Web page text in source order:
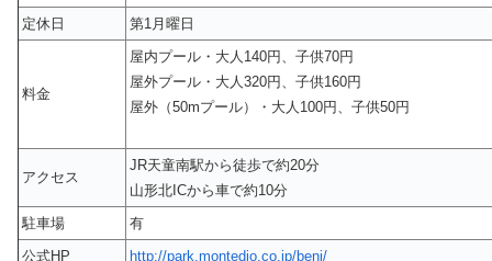
定休日
第1月曜日
料金
屋内プール・大人140円、子供70円
屋外プール・大人320円、子供160円
屋外（50mプール）・大人100円、子供50円
アクセス
JR天童南駅から徒歩で約20分
山形北ICから車で約10分
駐車場
有
公式HP
http://park.montedio.co.jp/beni/